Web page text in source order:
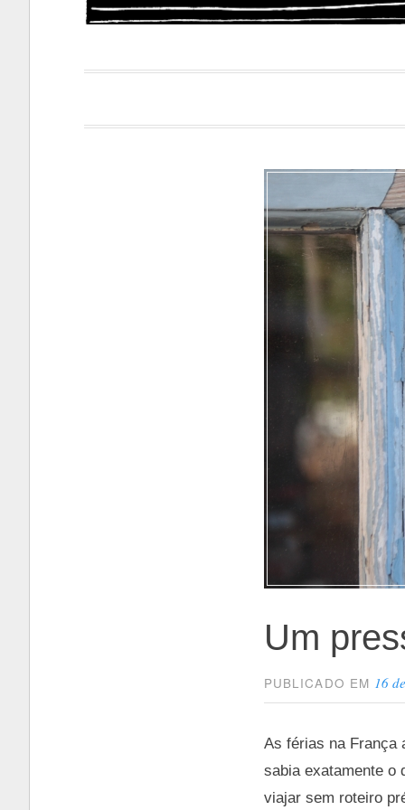
Um
PUBLICADO EM 16
As férias na França
sabia exatamente o
viajar sem roteiro